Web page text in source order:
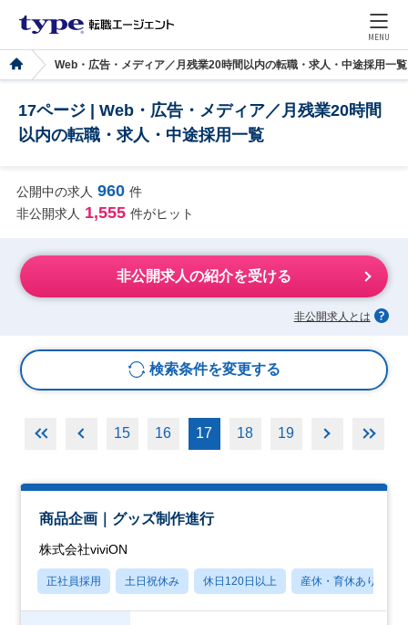
MENU
Web・広告・メディア／月残業20時間以内の転職・求人・中途採用一覧
17ページ | Web・広告・メディア／月残業20時間
以内の転職・求人・中途採用一覧
公開中の求人 960 件
非公開求人 1,555 件がヒット
非公開求人の紹介を受ける
非公開求人とは
検索条件を変更する
15 16 17 18 19
商品企画｜グッズ制作進行
株式会社viviON
正社員採用 土日祝休み 休日120日以上 産休・育休あり